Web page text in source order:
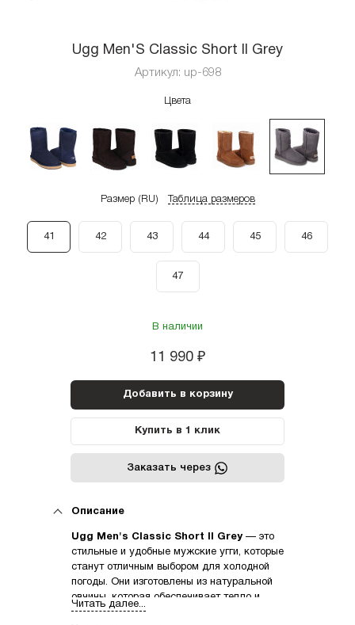
Ugg Men'S Classic Short II Grey
Артикул: up-698
Цвета
Размер (RU) Таблица размеров
41 42 43 44 45 46
47
В наличии
11 990 ₽
Добавить в корзину
Купить в 1 клик
Заказать через
Описание
Ugg Men's Classic Short II Grey — это
стильные и удобные мужские угги, которые
станут отличным выбором для холодной
погоды. Они изготовлены из натуральной
овчины, которая обеспечивает тепло и
комфорт.
Читать далее...